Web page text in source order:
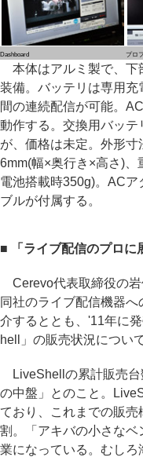
Dashboard プロ
本体はアルミ製で、下
装備。バッテリは専用充
間の連続配信が可能。
動作する。交換用バッテ
が、価格は未定。外形寸
6mm(幅×奥行き×高さ)、
電池搭載時350g)。AC
ブルが付属する。
■ 「ライブ配信のプロに
Cerevo代表取締役の岩
同社のライブ配信機器へ
介するととも、'11年に
hell」の販売状況につい
LiveShellの累計販売台
の中盤」とのこと。
ており、これまでの販
割。「アキバの小さな
業になっている。むしろ